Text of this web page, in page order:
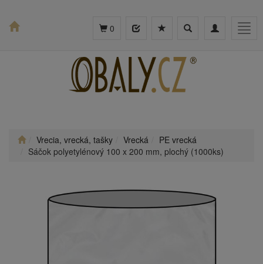
Toggle
Toggle
0
Vrecia, vrecká, tašky Vrecká
PE vrecká
Sáčok polyetylénový 100 x 200 mm, plochý (1000ks)